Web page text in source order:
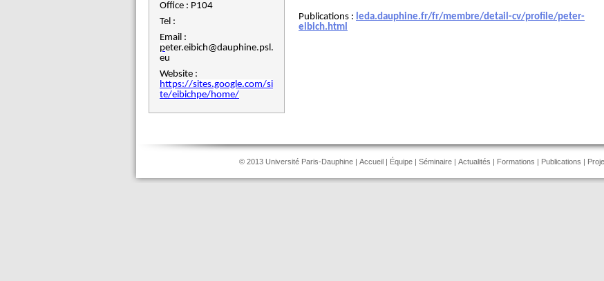
Office : P104
Tel :
Email :
peter.eibich@dauphine.psl.
eu
Website :
https://sites.google.com/si
te/eibichpe/home/
Publications : leda.dauphine.fr/fr/membre/detail-cv/profile/peter-
eibich.html
© 2013 Université Paris-Dauphine | Accueil | Équipe | Séminaire | Actualités | Formations | Publications |